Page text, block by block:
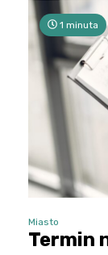
1 minuta
Miasto
Termin